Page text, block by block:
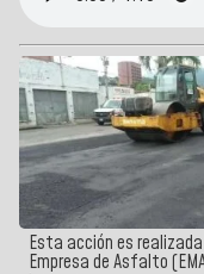
Esta acción es
Empresa de Asfalto